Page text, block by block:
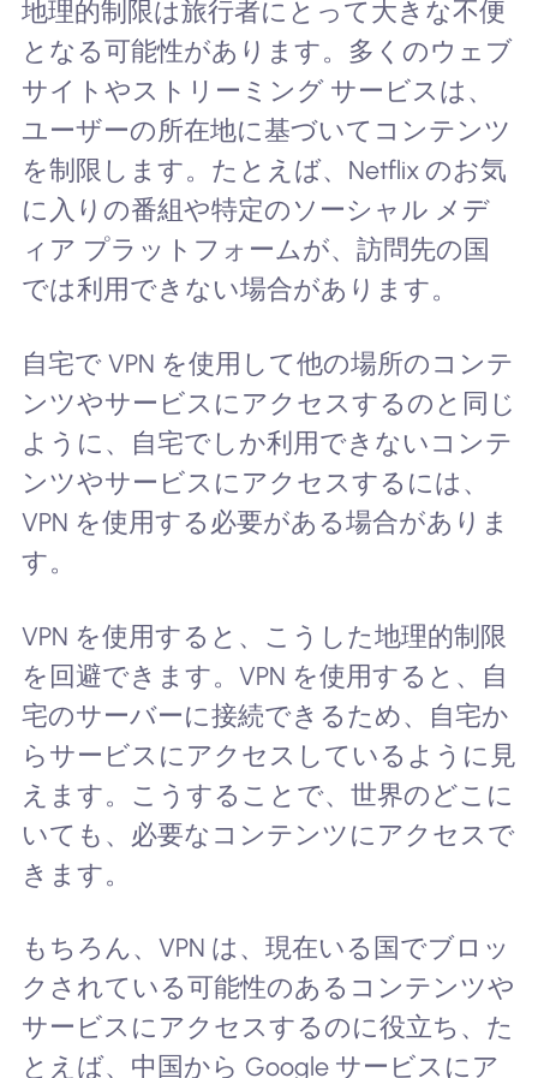
地理的制限は旅行者にとって大きな不便
となる可能性があります。多くのウェブ
サイトやストリーミング サービスは、
ユーザーの所在地に基づいてコンテンツ
を制限します。たとえば、Netflix のお気
に入りの番組や特定のソーシャル メデ
ィア プラットフォームが、訪問先の国
では利用できない場合があります。
自宅で VPN を使用して他の場所のコンテ
ンツやサービスにアクセスするのと同じ
ように、自宅でしか利用できないコンテ
ンツやサービスにアクセスするには、
VPN を使用する必要がある場合がありま
す。
VPN を使用すると、こうした地理的制限
を回避できます。VPN を使用すると、自
宅のサーバーに接続できるため、自宅か
らサービスにアクセスしているように見
えます。こうすることで、世界のどこに
いても、必要なコンテンツにアクセスで
きます。
もちろん、VPN は、現在いる国でブロッ
クされている可能性のあるコンテンツや
サービスにアクセスするのに役立ち、た
とえば、中国から Google サービスにア